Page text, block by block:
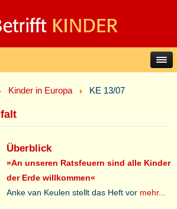
Kinder in Europa KE 13/07
Überblick
»An unseren Ratsfeuern sind alle Kinder
der Erde willkommen«
Anke van Keulen stellt das Heft vor mehr...